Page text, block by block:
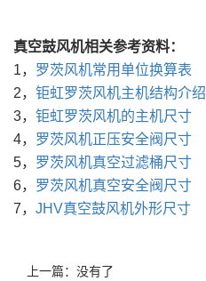
真空鼓风机相关参考资料：
1， 罗茨风机常用单位换算表
2， 钜虹罗茨风机主机结构介绍
3， 钜虹罗茨风机的主机尺寸
4， 罗茨风机正压安全阀尺寸
5， 罗茨风机真空过滤桶尺寸
6， 罗茨风机真空安全阀尺寸
7， JHV真空鼓风机外形尺寸
上一篇：没有了